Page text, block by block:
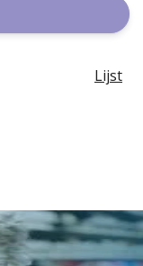
Lijst